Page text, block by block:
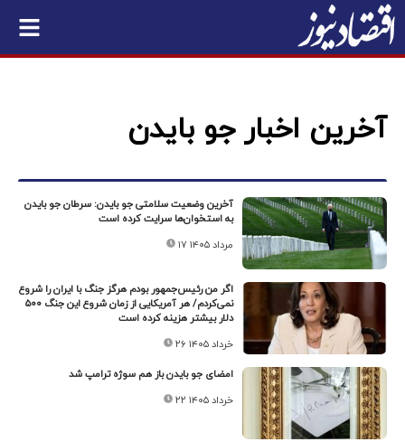
آخرین اخبار جو بایدن
آخرین وضعیت سلامتی جو بایدن: سرطان جو بایدن
به استخوان‌ها سرایت کرده است
۱۷ مرداد ۱۴۰۵
اگر من رئیس‌جمهور بودم هرگز جنگ با ایران را شروع
نمی‌کردم/ هر آمریکایی از زمان شروع این جنگ ۵۰۰
دلار بیشتر هزینه کرده است
۲۶ خرداد ۱۴۰۵
امضای جو بایدن باز هم سوژه ترامپ شد
۲۲ خرداد ۱۴۰۵